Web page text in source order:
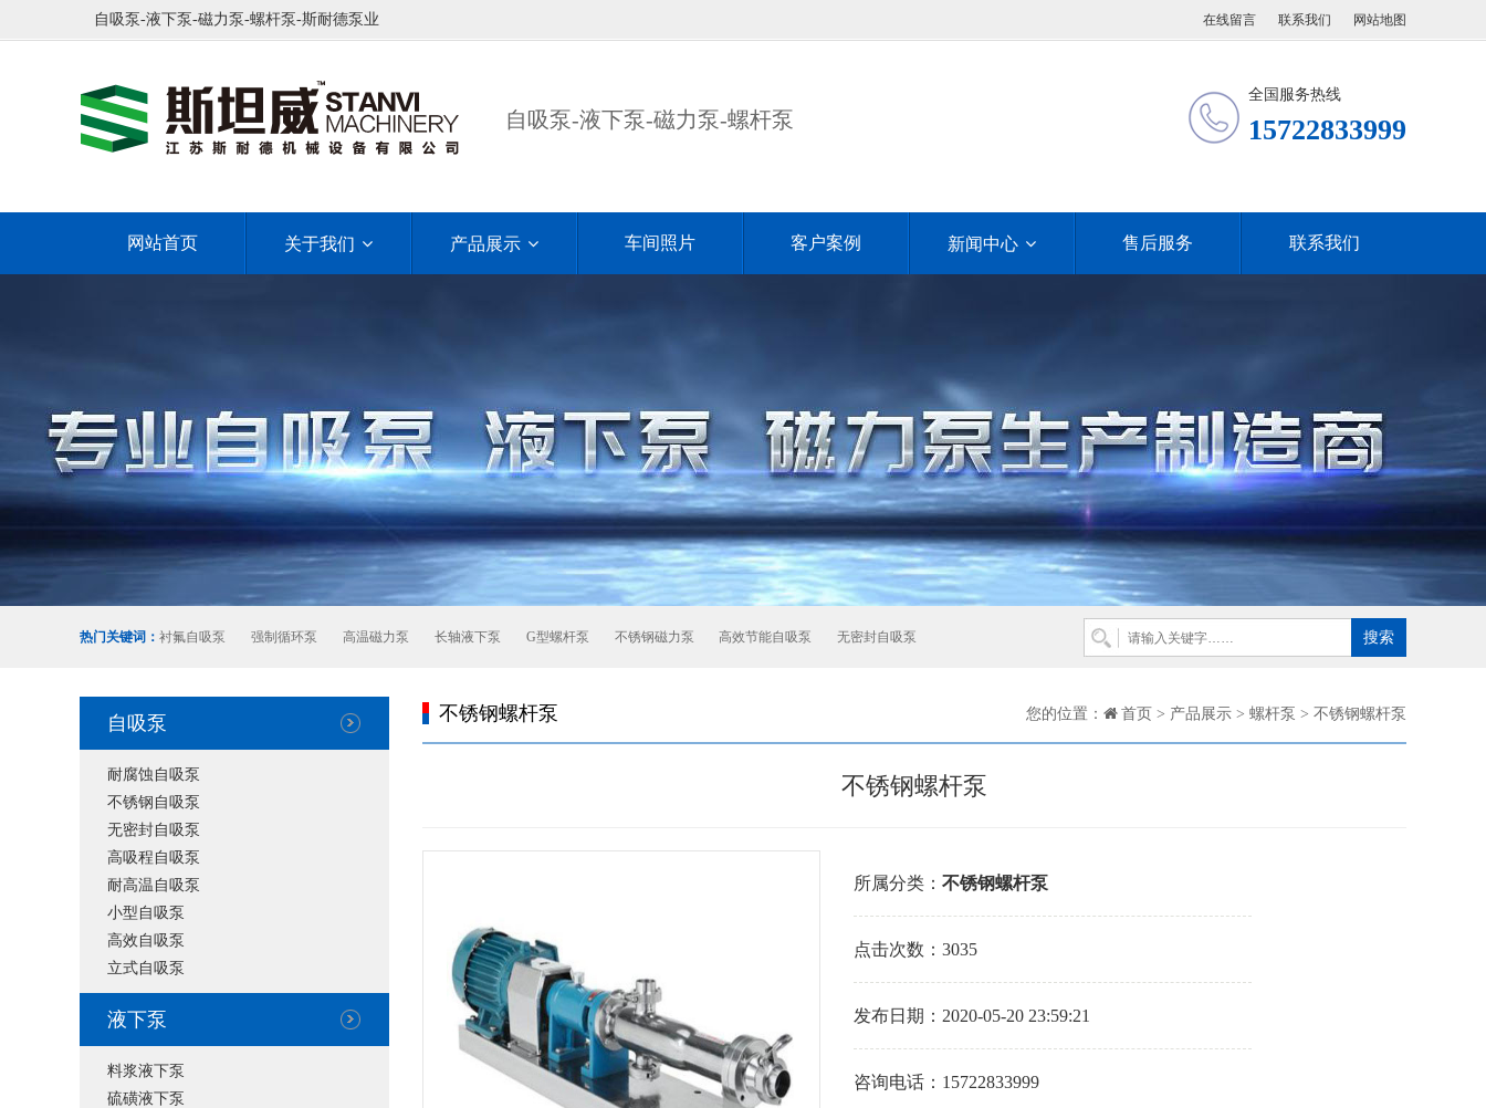
自吸泵-液下泵-磁力泵-螺杆泵-斯耐德泵业 在线留言 联系我们 网站地图
自吸泵-液下泵-磁力泵-螺杆泵
全国服务热线
15722833999
网站首页 关于我们 产品展示 车间照片 客户案例 新闻中心 售后服务 联系我们
热门关键词： 衬氟自吸泵 强制循环泵 高温磁力泵 长轴液下泵 G型螺杆泵 不锈钢磁力泵 高效节能自吸泵 无密封自吸泵
自吸泵
耐腐蚀自吸泵
不锈钢自吸泵
无密封自吸泵
高吸程自吸泵
耐高温自吸泵
小型自吸泵
高效自吸泵
立式自吸泵
液下泵
料浆液下泵
硫磺液下泵
不锈钢螺杆泵 您的位置： 首页 > 产品展示 > 螺杆泵 > 不锈钢螺杆泵
不锈钢螺杆泵
所属分类： 不锈钢螺杆泵
点击次数： 3035
发布日期： 2020-05-20 23:59:21
咨询电话： 15722833999